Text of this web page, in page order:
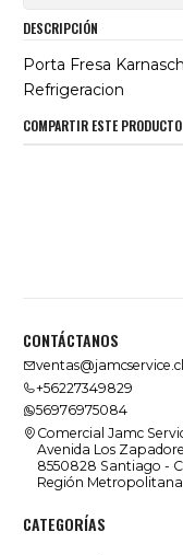
DESCRIPCIÓN
Porta Fresa
Refrigeracion
COMPARTIR ESTE PRODUCTO
CONTÁCTANOS
ventas@jamcservice.cl
+56227349829
56976975084
Comercial Jamc
Avenida Los
8550828 Santiago -
Región Metropolitana
CATEGORÍAS